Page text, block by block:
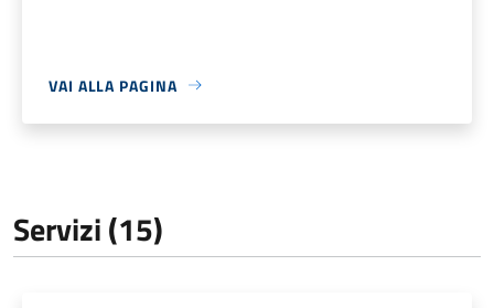
VAI ALLA PAGINA
Servizi (15)